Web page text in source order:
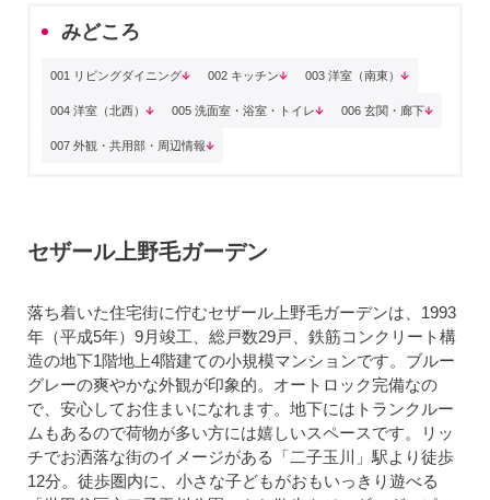
みどころ
001 リビングダイニング 002 キッチン 003 洋室（南東）
004 洋室（北西） 005 洗面室・浴室・トイレ 006 玄関・廊下
007 外観・共用部・周辺情報
セザール上野毛ガーデン
落ち着いた住宅街に佇むセザール上野毛ガーデンは、1993
年（平成5年）9月竣工、総戸数29戸、鉄筋コンクリート構
造の地下1階地上4階建ての小規模マンションです。ブルー
グレーの爽やかな外観が印象的。オートロック完備なの
で、安心してお住まいになれます。地下にはトランクルー
ムもあるので荷物が多い方には嬉しいスペースです。リッ
チでお洒落な街のイメージがある「二子玉川」駅より徒歩
12分。徒歩圏内に、小さな子どもがおもいっきり遊べる